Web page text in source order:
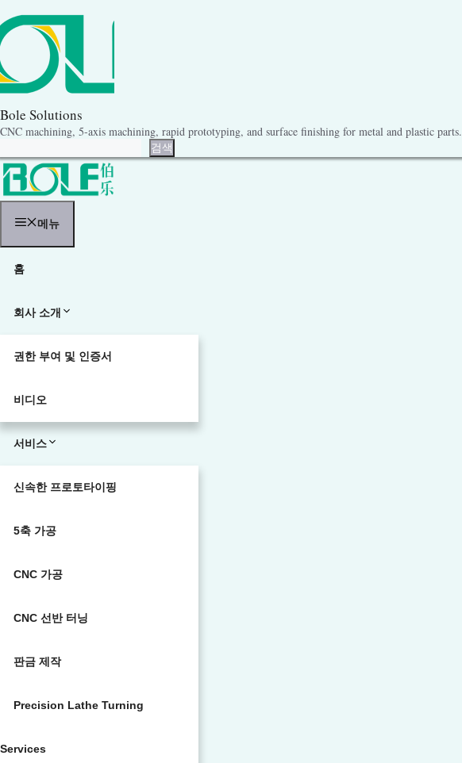
텐
츠
건
너
뛰
기
Bole Solutions
CNC machining, 5-axis machining, rapid prototyping, and surface finishing for metal and plastic parts.
검색
메뉴
홈
회사 소개
권한 부여 및 인증서
비디오
서비스
신속한 프로토타이핑
5축 가공
CNC 가공
CNC 선반 터닝
판금 제작
Precision Lathe Turning
Services